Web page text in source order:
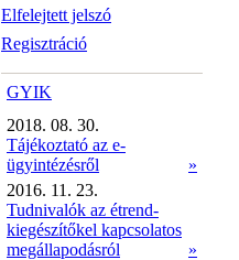
Elfelejtett jelszó
Regisztráció
GYIK
2018. 08. 30.
Tájékoztató az e-
ügyintézésről
»
2016. 11. 23.
Tudnivalók az étrend-
kiegészítőkel kapcsolatos
megállapodásról
»